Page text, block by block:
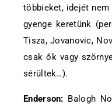
többieket, idejét
gyenge keretünk
Tisza, Jovanovic,
csak ők vagy
sérültek…).
Enderson: Balogh